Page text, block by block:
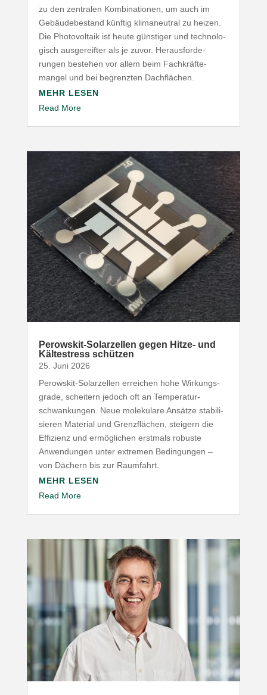
zu den zentralen Kombi­na­tionen, um auch im
Gebäu­de­be­stand künftig klima­neutral zu heizen.
Die Photo­voltaik ist heute günstiger und tech­no­lo­
gisch ausge­reifter als je zuvor. Heraus­for­de­
rungen bestehen vor allem beim Fach­kräf­te­
mangel und bei begrenzten Dachflächen.
MEHR LESEN
Read More
Perowskit-​Solarzellen gegen Hitze- und
Kälte­stress schützen
25. Juni 2026
Perowskit-​Solarzellen erreichen hohe Wirkungs­
grade, scheitern jedoch oft an Tempe­ra­tur­
schwan­kungen. Neue mole­kulare Ansätze stabi­li­
sieren Material und Grenz­flächen, steigern die
Effizienz und ermög­lichen erstmals robuste
Anwen­dungen unter extremen Bedin­gungen –
von Dächern bis zur Raumfahrt.
MEHR LESEN
Read More